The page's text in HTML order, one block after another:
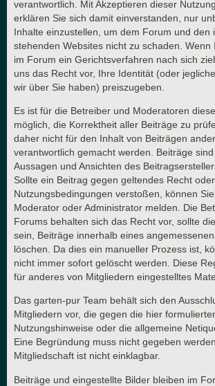
verantwortlich. Mit Akzeptieren dieser
erklären Sie sich damit einverstanden, nur
Inhalte einzustellen, um dem Forum und den
stehenden Websites nicht zu schaden. Wenn
im Forum ein Gerichtsverfahren nach sich
uns das Recht vor, Ihre Identität (oder
wir über Sie haben) preiszugeben.
Es ist für die Betreiber und Moderatoren
möglich, die Korrektheit aller Beiträge zu
daher nicht für den Inhalt von Beiträgen
verantwortlich gemacht werden. Beiträge
Aussagen und Ansichten des
Sollte ein Beitrag gegen geltendes Recht
Nutzungsbedingungen verstoßen, können
Moderator oder Administrator melden. Die
Forums behalten sich das Recht vor, sollte
sein, Beiträge innerhalb eines
löschen. Da dies ein manueller Prozess ist,
nicht immer sofort gelöscht werden. Diese
für anderes von Mitgliedern eingestelltes
Das garten-pur Team behält sich den
Mitgliedern vor, die gegen die hier
Nutzungshinweise oder die allgemeine
Eine Begründung muss nicht gegeben
Mitgliedschaft ist nicht einklagbar.
Beiträge und eingestellte Bilder bleiben im